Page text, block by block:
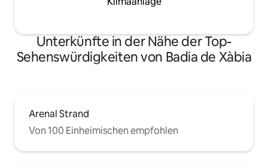
Unterkünfte in der Nähe der Top-
Sehenswürdigkeiten von Badia de Xàbia
Arenal Strand
Von 100 Einheimischen empfohlen